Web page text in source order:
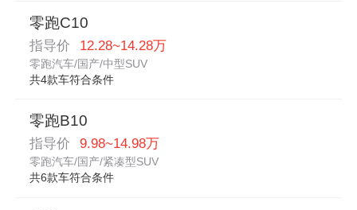
零跑C10
指导价 12.28~14.28万
零跑汽车/国产/中型SUV
共4款车符合条件
零跑B10
指导价 9.98~14.98万
零跑汽车/国产/紧凑型SUV
共6款车符合条件